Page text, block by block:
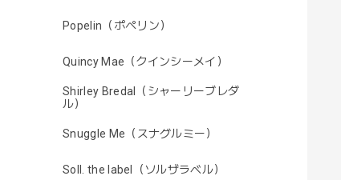
Popelin（ポペリン）
Quincy Mae（クインシーメイ）
Shirley Bredal（シャーリーブレダ
ル）
Snuggle Me（スナグルミー）
Soll. the label（ソルザラベル）